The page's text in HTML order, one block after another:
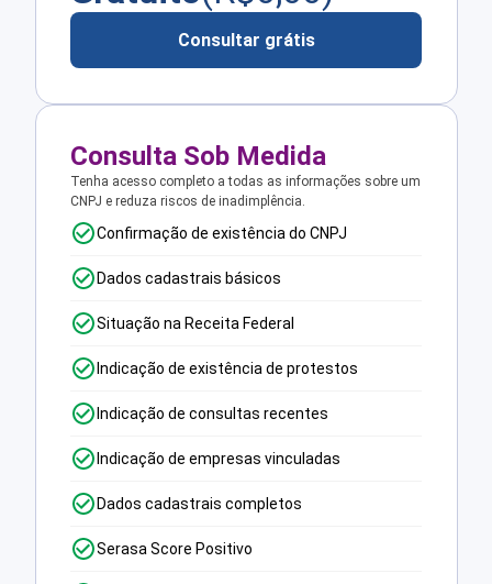
Consultar grátis
Consulta Sob Medida
Tenha acesso completo a todas as informações sobre um
CNPJ e reduza riscos de inadimplência.
Confirmação de existência do CNPJ
Dados cadastrais básicos
Situação na Receita Federal
Indicação de existência de protestos
Indicação de consultas recentes
Indicação de empresas vinculadas
Dados cadastrais completos
Serasa Score Positivo